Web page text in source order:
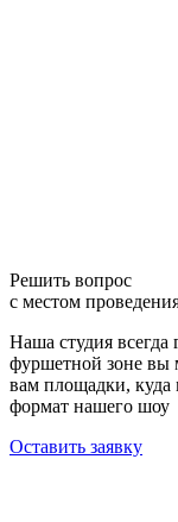
Решить вопрос
с местом
Наша студия всегда
фуршетной зоне вы
вам площадки, куда
формат нашего шоу
Оставить заявку